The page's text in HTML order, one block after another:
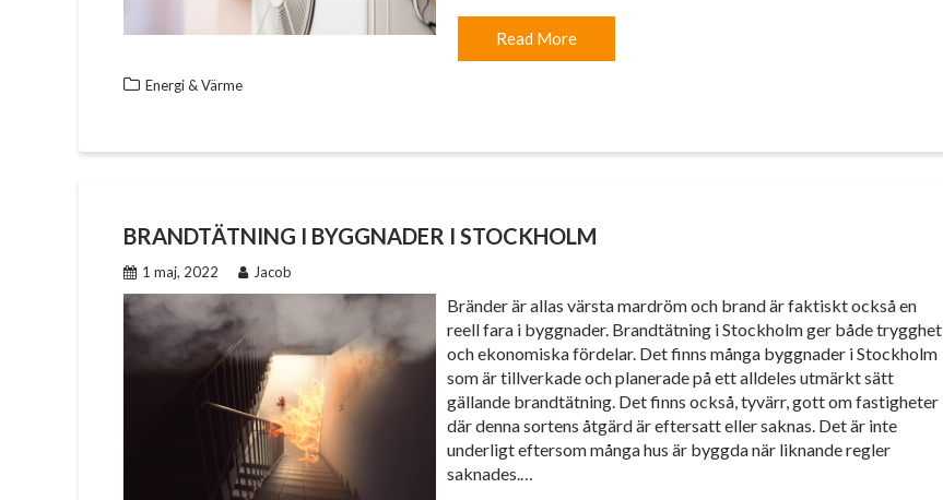
Read More
Energi & Värme
BRANDTÄTNING I BYGGNADER I STOCKHOLM
1 maj, 2022 Jacob
Bränder är allas värsta mardröm och brand är faktiskt också en
reell fara i byggnader. Brandtätning i Stockholm ger både trygghet
och ekonomiska fördelar. Det finns många byggnader i Stockholm
som är tillverkade och planerade på ett alldeles utmärkt sätt
gällande brandtätning. Det finns också, tyvärr, gott om fastigheter
där denna sortens åtgärd är eftersatt eller saknas. Det är inte
underligt eftersom många hus är byggda när liknande regler
saknades.…